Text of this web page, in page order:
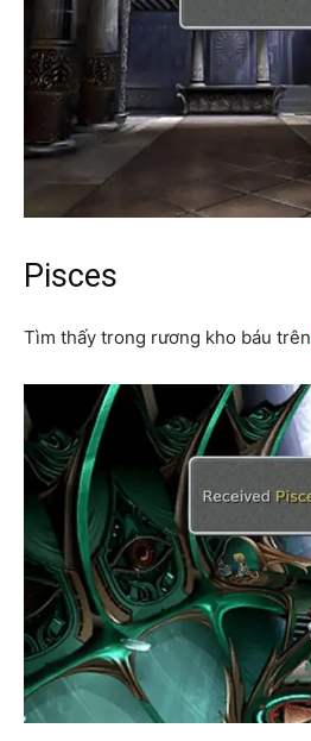
Pisces
Tìm thấy trong rương kho báu trên